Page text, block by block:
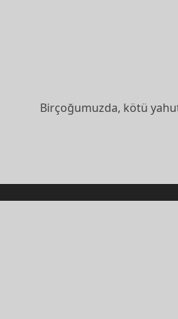
Birçoğumuzda, kötü